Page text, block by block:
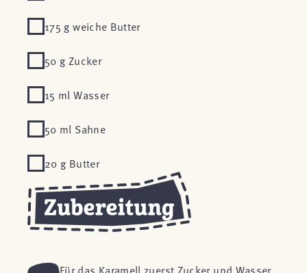
175 g weiche Butter
50 g Zucker
15 ml Wasser
50 ml Sahne
20 g Butter
Für das Karamell zuerst Zucker und Wasser